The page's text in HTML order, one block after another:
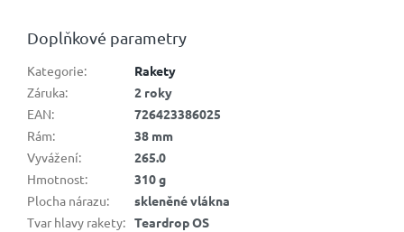
Doplňkové parametry
Kategorie:
Rakety
Záruka:
2 roky
EAN:
726423386025
Rám:
38 mm
Vyvážení:
265.0
Hmotnost:
310 g
Plocha nárazu:
skleněné vlákna
Tvar hlavy rakety: Teardrop OS